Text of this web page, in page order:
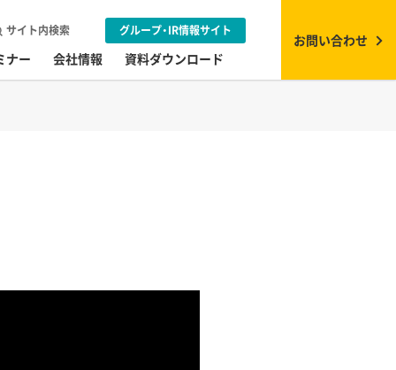
ナー 会社情報 資料ダウンロード
サイト内検索 グループ・IR情報サイト
お問い合わせ